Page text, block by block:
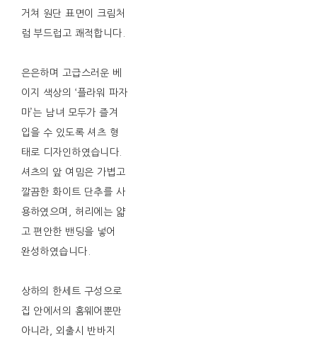
거쳐 원단 표면이 크림처
럼 부드럽고 쾌적합니다.
은은하며 고급스러운 베
이지 색상의 ‘플라워 파자
마’는 남녀 모두가 즐겨
입을 수 있도록 셔츠 형
태로 디자인하였습니다.
셔츠의 앞 여밈은 가볍고
깔끔한 화이트 단추를 사
용하였으며, 허리에는 얇
고 편안한 밴딩을 넣어
완성하였습니다.
상하의 한세트 구성으로
집 안에서의 홈웨어뿐만
아니라, 외출시 반바지